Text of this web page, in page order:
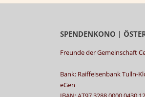
SPENDENKONO |
Freunde der Gemeinschaft
Bank: Raiffeisenbank Tulln-
eGen